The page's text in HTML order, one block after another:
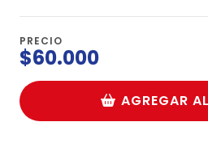
PRECIO
$60.000
AGREGAR